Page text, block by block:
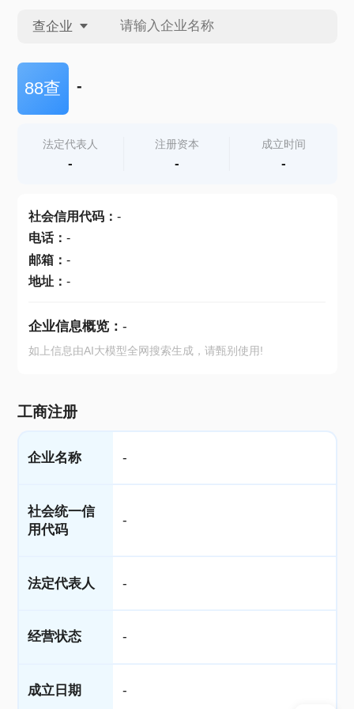
查企业
查企业
查产地
88查 -
法定代表人
-
注册资本
-
成立时间
-
社会信用代码： -
电话： -
邮箱： -
地址： -
企业信息概览： -
如上信息由AI大模型全网搜索生成，请甄别使用!
工商注册
企业名称 -
社会统一信
用代码
-
法定代表人 -
经营状态 -
成立日期 -